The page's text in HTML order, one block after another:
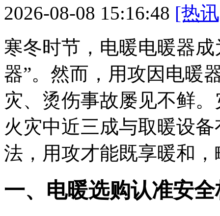
2026-08-08 15:16:48 [热
寒冬时节，电暖电暖器
器”。然而，用攻因电暖
灾、烫伤事故屡见不鲜
火灾中近三成与取暖设
法，用攻才能既享暖和
一、电暖选购认准安